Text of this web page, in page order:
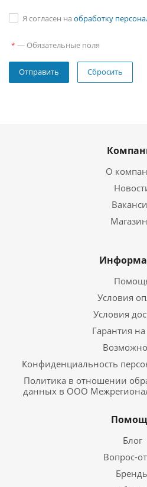
Я согласен на обработку
* — Обязательные поля
Сбросить
О
Условия
Условия
Гарантия
Конфиденциальность
Политика в отношении
данных в ООО
Блог
Вопрос-